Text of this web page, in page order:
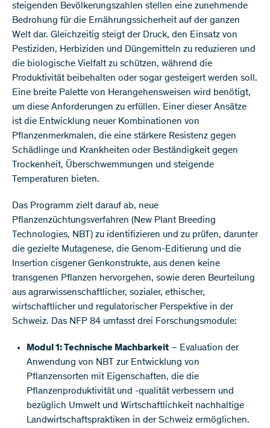
steigenden Bevölkerungszahlen stellen eine zunehmende
Bedrohung für die Ernährungssicherheit auf der ganzen
Welt dar. Gleichzeitig steigt der Druck, den Einsatz von
Pestiziden, Herbiziden und Düngemitteln zu reduzieren und
die biologische Vielfalt zu schützen, während die
Produktivität beibehalten oder sogar gesteigert werden soll.
Eine breite Palette von Herangehensweisen wird benötigt,
um diese Anforderungen zu erfüllen. Einer dieser Ansätze
ist die Entwicklung neuer Kombinationen von
Pflanzenmerkmalen, die eine stärkere Resistenz gegen
Schädlinge und Krankheiten oder Beständigkeit gegen
Trockenheit, Überschwemmungen und steigende
Temperaturen bieten.
Das Programm zielt darauf ab, neue
Pflanzenzüchtungsverfahren (New Plant Breeding
Technologies, NBT) zu identifizieren und zu prüfen, darunter
die gezielte Mutagenese, die Genom-Editierung und die
Insertion cisgener Genkonstrukte, aus denen keine
transgenen Pflanzen hervorgehen, sowie deren Beurteilung
aus agrarwissenschaftlicher, sozialer, ethischer,
wirtschaftlicher und regulatorischer Perspektive in der
Schweiz. Das NFP 84 umfasst drei Forschungsmodule:
Modul 1: Technische Machbarkeit – Evaluation der
Anwendung von NBT zur Entwicklung von
Pflanzensorten mit Eigenschaften, die die
Pflanzenproduktivität und -qualität verbessern und
bezüglich Umwelt und Wirtschaftlichkeit nachhaltige
Landwirtschaftspraktiken in der Schweiz ermöglichen.